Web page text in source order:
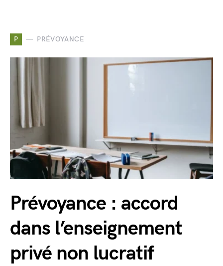
P PRÉVOYANCE
Prévoyance : accord
dans l’enseignement
privé non lucratif